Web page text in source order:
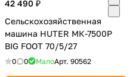
42 490 ₽
Сельскохозяйственная
машина HUTER МК-7500P
BIG FOOT 70/5/27
0 0 МалоАрт. 90562